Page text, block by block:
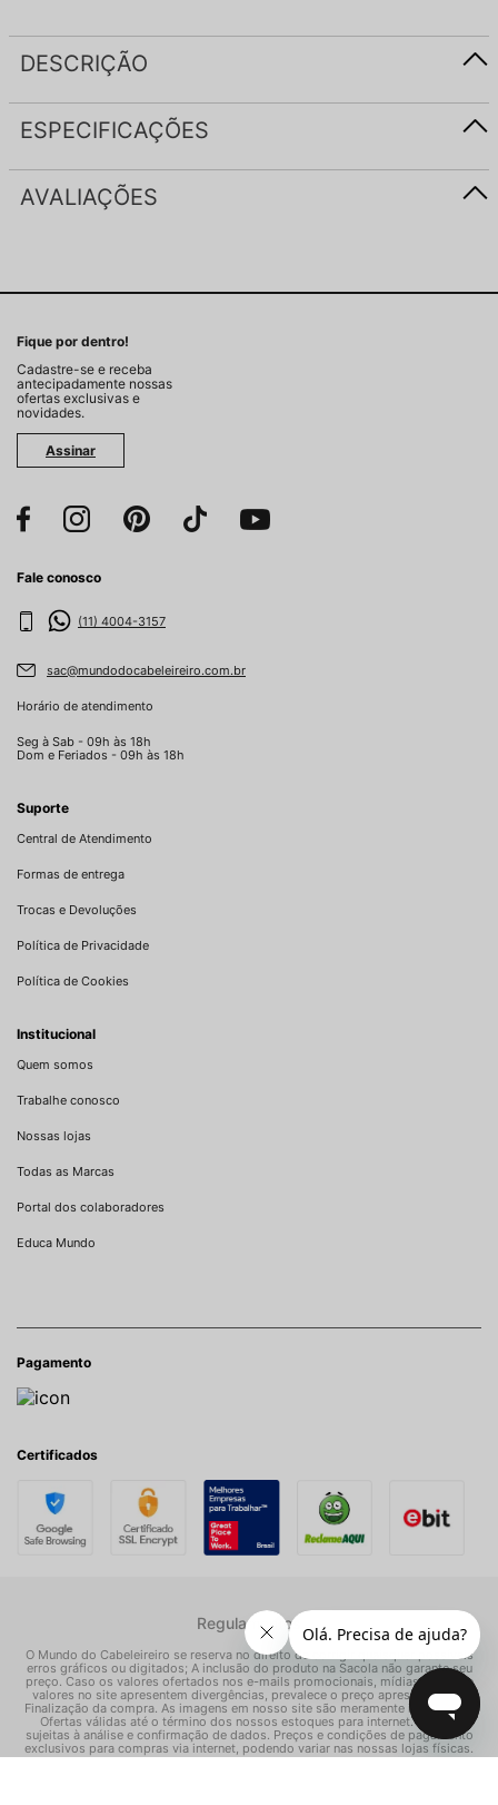
DESCRIÇÃO
ESPECIFICAÇÕES
AVALIAÇÕES
Fique por dentro!
Cadastre-se e receba
antecipadamente nossas
ofertas exclusivas e
novidades.
Assinar
Fale conosco
(11) 4004-3157
sac@mundodocabeleireiro.com.br
Horário de atendimento
Seg à Sab - 09h às 18h
Dom e Feriados - 09h às 18h
Suporte
Central de Atendimento
Formas de entrega
Trocas e Devoluções
Política de Privacidade
Política de Cookies
Institucional
Quem somos
Trabalhe conosco
Nossas lojas
Todas as Marcas
Portal dos colaboradores
Educa Mundo
Pagamento
Certificados
Regulamentos
O Mundo do Cabeleireiro se reserva no direito de corrigir quaisquer possíveis
erros gráficos ou digitados; A inclusão do produto na Sacola não garante seu
preço. Caso os valores ofertados nos e-mails promocionais, mídias sociais e
valores no site apresentem divergências, prevalece o preço apresentado na
Finalização da compra. As imagens em nosso site são meramente ilustrativas.
Ofertas válidas até o término dos nossos estoques para internet. Vendas
sujeitas à análise e confirmação de dados. Preços e condições de pagamento
exclusivos para compras via internet, podendo variar nas nossas lojas físicas.